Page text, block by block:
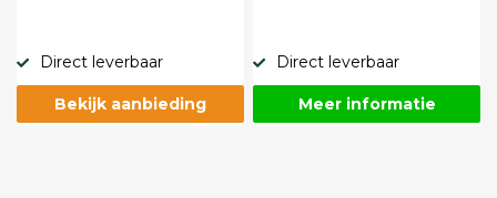
Direct leverbaar
Bekijk aanbieding
Direct leverbaar
Meer informatie